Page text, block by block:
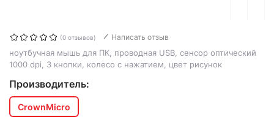
(0 отзывов) Написать отзыв
ноутбучная мышь для ПК, проводная USB, сенсор оптический
1000 dpi, 3 кнопки, колесо с нажатием, цвет рисунок
Производитель:
CrownMicro